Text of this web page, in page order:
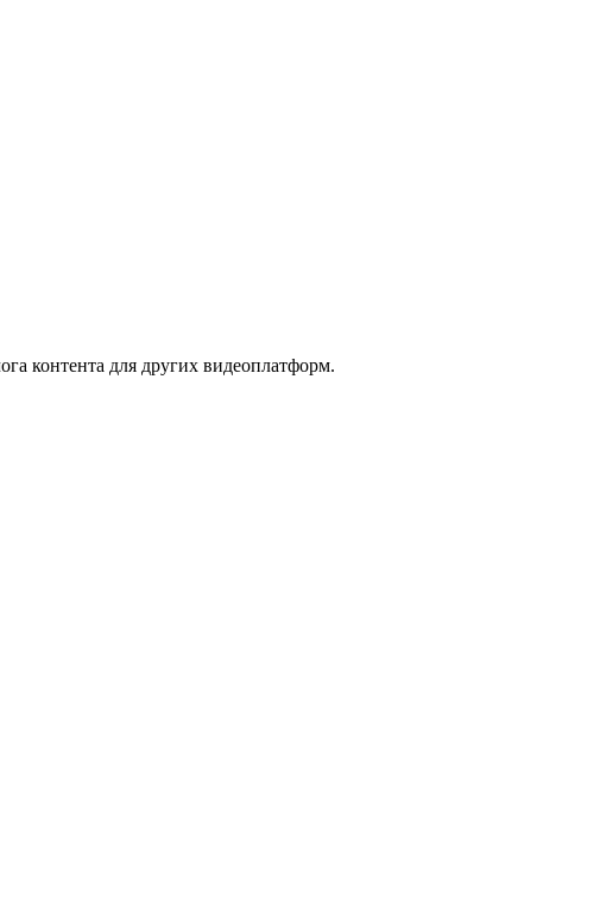
контента для других видеоплатформ.